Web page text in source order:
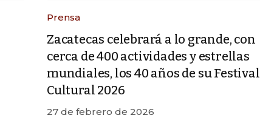
Prensa
Zacatecas celebrará a lo grande, con
cerca de 400 actividades y estrellas
mundiales, los 40 años de su Festival
Cultural 2026
27 de febrero de 2026